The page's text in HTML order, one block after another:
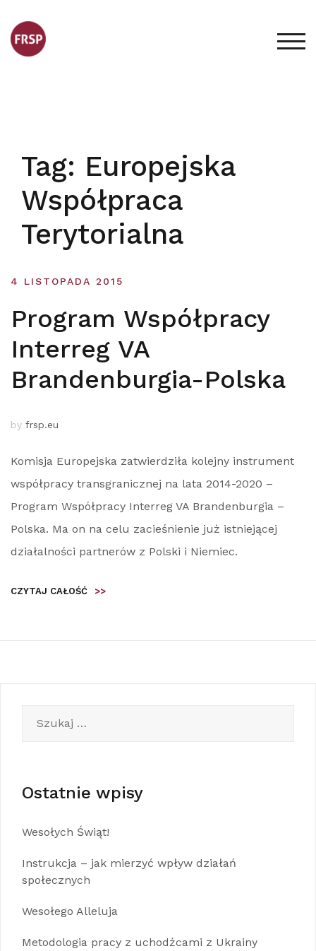
content
Tag: Europejska
Współpraca
Terytorialna
4 LISTOPADA 2015
Program Współpracy
Interreg VA
Brandenburgia-Polska
by frsp.eu
Komisja Europejska zatwierdziła kolejny instrument
współpracy transgranicznej na lata 2014-2020 –
Program Współpracy Interreg VA Brandenburgia –
Polska. Ma on na celu zacieśnienie już istniejącej
działalności partnerów z Polski i Niemiec.
CZYTAJ CAŁOŚĆ >>
Ostatnie wpisy
Wesołych Świąt!
Instrukcja – jak mierzyć wpływ działań
społecznych
Wesołego Alleluja
Metodologia pracy z uchodźcami z Ukrainy